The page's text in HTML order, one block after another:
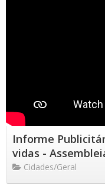
Informe
vidas -
Cidades/Geral